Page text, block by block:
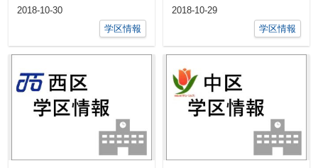
鶴見区のマンション情報はこちら
2018-10-30
学区情報
神奈川区のマンション情報はこち
2018-10-29
学区情報